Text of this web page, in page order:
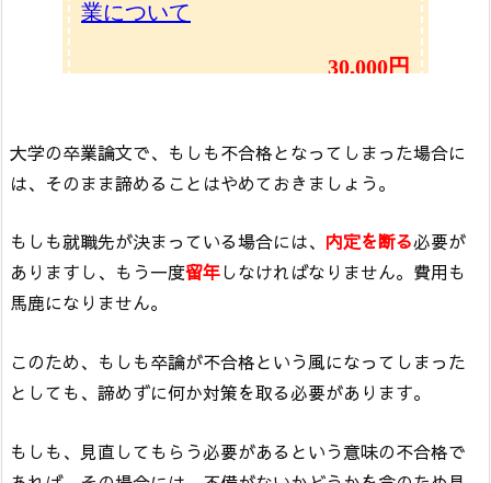
大学の卒業論文で、もしも不合格となってしまった場合に
は、そのまま諦めることはやめておきましょう。
もしも就職先が決まっている場合には、 内定を断る必要が
ありますし、もう一度留年しなければなりません。費用も
馬鹿になりません。
このため、もしも卒論が不合格という風になってしまった
としても、諦めずに何か対策を取る必要があります。
もしも、見直してもらう必要があるという意味の不合格で